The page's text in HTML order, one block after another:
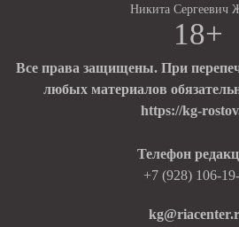
Никита Сергеевич
18+
Все права защищены. При
любых материалов
https://kg-
Телефон
+7 (928) 106-